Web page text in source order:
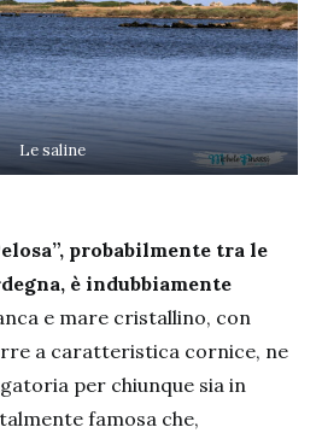
Le saline
probabilmente tra le
è indubbiamente
e mare cristallino, con
a caratteristica cornice, ne
per chiunque sia in
famosa che,